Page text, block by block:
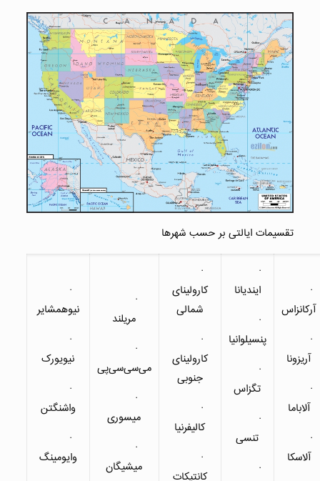
تقسیمات ایالتی بر حسب شهرها
·
آرکانزاس
·
آریزونا
·
آلاباما
·
آلاسکا
·
ایندیانا
·
پنسیلوانیا
·
تگزاس
·
تنسی
·
·
کارولینای
شمالی
·
کارولینای
جنوبی
·
کالیفرنیا
·
کانتیکات
·
مریلند
·
می‌سی‌سی‌پی
·
میسوری
·
میشیگان
·
نیوهمشایر
·
نیویورک
·
واشنگتن
·
وایومینگ